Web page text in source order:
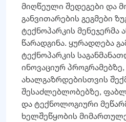
მიღწეული შედეგები და
განვითარების გეგმები
ტექნოპარკის მენეჯერმა
წარადგინა. ყურადღება
ტექნოპარკის
ინოვაციურ პროგრამებზე,
ახალგაზრდებისთვის
შესაძლებლობებზე,
და ტექნოლოგიური
ხელშეწყობის